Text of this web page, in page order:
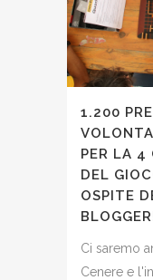
1.200
PER LA 4
DEL
OSPITE
Ci saremo
Cenere e